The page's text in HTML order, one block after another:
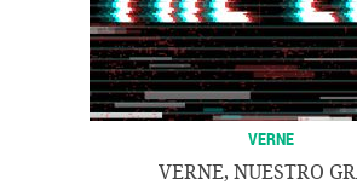
VERNE
VERNE, NUESTRO